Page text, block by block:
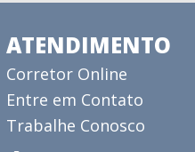
ATENDIMENTO
Corretor Online
Entre em Contato
Trabalhe Conosco